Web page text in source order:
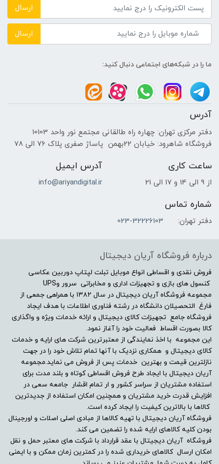
ارسال
ارسال
ما را در شبکه‌های اجتماعی دنبال کنید:
آدرس
دفتر مرکزی تهران: چهاره راه طالقانی مجتمع نور واحد 10103
فروشگاه شاهرود: خیابان 22بهمن پاساژ صفری پلاک 76 الی 78
ساعت کاری
از 9 الی 14 و 17 الی 21
آدرس ایمیل
info@ariyandigital.ir
شماره تماس
دفتر تهران: 023-32226103
درباره فروشگاه آریان دیجیتال
فروش نقدی و اقساطی انواع موبایل تبلت لپتاپ دوربین عکاسی
کنسول های بازی و تجهیزات اداری و مخابراتی سرور وUPS
مجموعه فروشگاه آریان دیجیتال در سال ۱۳۸۲ با همراهی جمعی از
فارغ التحصیلان دانشگاه در رشته فناوری اطلاعات با هدف ایجاد
فروشگاه جامع تجهیزات کالای دیجیتال و ارائه خدمات ویژه و واگذاری
کالا بصورت اقساط فعالیت خود را آغاز نمود.
این مجموعه با اخذ نمایندگی از معتبرترین شرکت های ارایه و خدمات
کالای دیجیتال و همکاری نزدیک با آنها تمام تلاش خود را در جهت
نازلترین قیمت و بهترین خدمات پس از فروش می نماید.مجموعه
آریان دیجیتال با ایجاد طرح فروش اقساطی کوتاه و بلند مدت برای
استفاده مشتریان از سراسر کشور و ار تمام اقشار جامعه سعی در
افزایش قدرت خرید مشتریان و همچنین امکان استفاده از جدیدترین
کالاها با بالاترین کیفیت را ایجاد کرده است.
فروشگاه آریان دیجیتال با تهیه کالاها از مبادی اصلی اصلات و اورجینال
بودن کلیه کالاهای ارایه شده را تضمین می کند.
فروشگاه آریان دیجیتال با عقد قرارداد با شرکت های معتبر حمل و نقل
امکان ارسال کالاهای خریداری شده را در کمترین زمان ممکن و با ایمنی